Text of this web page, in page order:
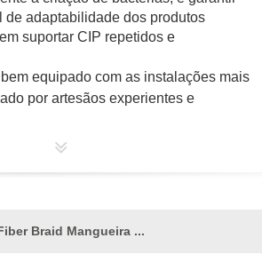
de adaptabilidade dos produtos
suportar CIP repetidos e
equipado com as instalações mais
por artesãos experientes e
Braid Mangueira ...